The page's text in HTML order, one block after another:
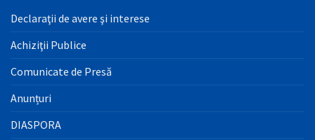
Declaraţii de avere şi interese
Achiziţii Publice
Comunicate de Presă
Anunțuri
DIASPORA